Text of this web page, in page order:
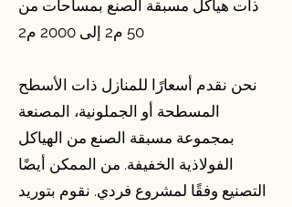
ذات هياكل مسبقة الصنع بمساحات من
50 م2 إلى 2000 م2
نحن نقدم أسعارًا للمنازل ذات الأسطح
المسطحة أو الجملونية، المصنعة
بمجموعة مسبقة الصنع من الهياكل
الفولاذية الخفيفة. من الممكن أيضًا
التصنيع وفقًا لمشروع فردي. نقوم بتوريد